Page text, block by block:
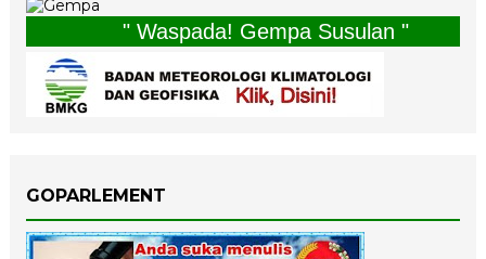
" Waspada! Gempa Susulan "
GOPARLEMENT